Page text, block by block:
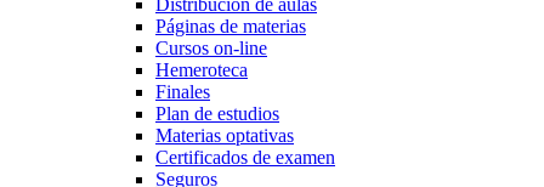
Páginas de materias
Cursos on-line
Hemeroteca
Finales
Plan de estudios
Materias optativas
Certificados de examen
Seguros